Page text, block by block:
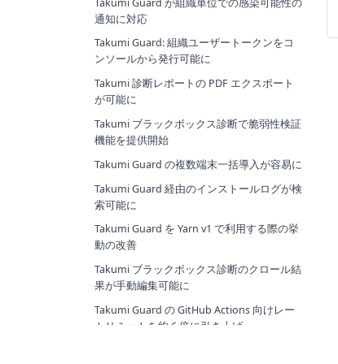
通知に対応
Takumi Guard: 組織ユーザートークンをコ
ンソールから発行可能に
Takumi 診断レポートの PDF エクスポート
が可能に
Takumi ブラックボックス診断で脆弱性検証
機能を提供開始
Takumi Guard の複数端末一括導入が容易に
Takumi Guard 経由のインストールログが検
索可能に
Takumi Guard を Yarn v1 で利用する際の挙
動の改善
Takumi ブラックボックス診断のクロール結
果が手動編集可能に
Takumi Guard の GitHub Actions 向けレー
トリミットを約 6 倍に引き上げ